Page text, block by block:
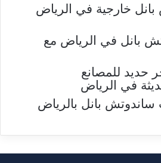
خارجية في الرياض
بانل في الرياض مع
حديد للمصانع
في الرياض
بانل بالرياض